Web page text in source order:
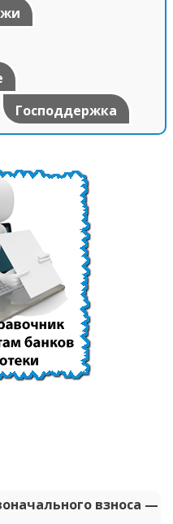
Господдержка
взноса —